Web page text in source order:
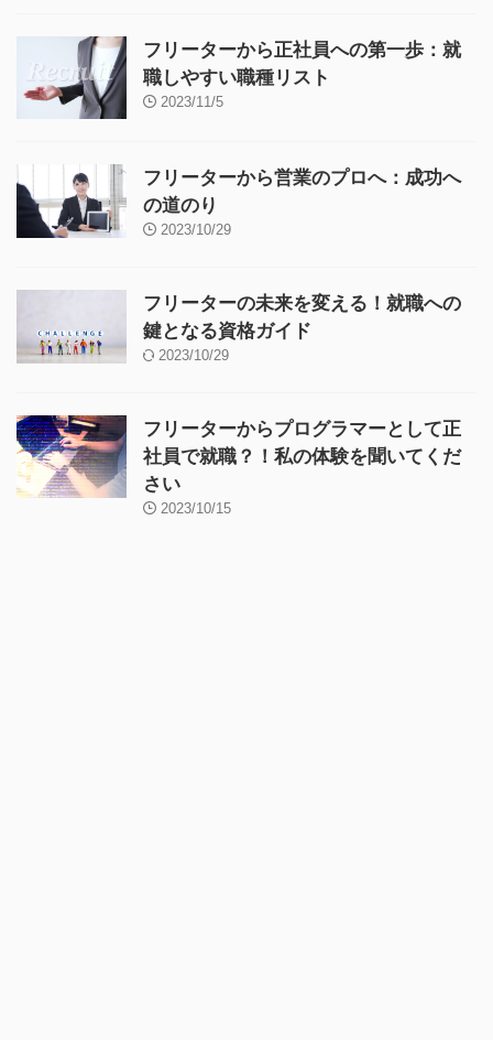
フリーターから正社員への第一歩：就
職しやすい職種リスト
2023/11/5
フリーターから営業のプロへ：成功へ
の道のり
2023/10/29
フリーターの未来を変える！就職への
鍵となる資格ガイド
2023/10/29
フリーターからプログラマーとして正
社員で就職？！私の体験を聞いてくだ
さい
2023/10/15